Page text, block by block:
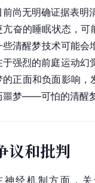
前尚无明确证据表明
亢奋的睡眠状态，可
些清醒梦技术可能会
于强烈的前庭运动幻
的正面和负面影响，
噩梦——可怕的清醒
议和批判
神经机制方面，